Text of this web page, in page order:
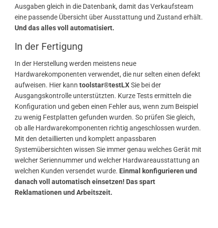
Ausgaben gleich in die Datenbank, damit das Verkaufsteam
eine passende Übersicht über Ausstattung und Zustand erhält.
Und das alles voll automatisiert.
In der Fertigung
In der Herstellung werden meistens neue
Hardwarekomponenten verwendet, die nur selten einen defekt
aufweisen. Hier kann toolstar®testLXSie bei der
Ausgangskontrolle unterstützten. Kurze Tests ermitteln die
Konfiguration und geben einen Fehler aus, wenn zum Beispiel
zu wenig Festplatten gefunden wurden. So prüfen Sie gleich,
ob alle Hardwarekomponenten richtig angeschlossen wurden.
Mit den detaillierten und komplett anpassbaren
Systemübersichten wissen Sie immer genau welches Gerät mit
welcher Seriennummer und welcher Hardwareausstattung an
welchen Kunden versendet wurde. Einmal konfigurieren und
danach voll automatisch einsetzen! Das spart
Reklamationen und Arbeitszeit.